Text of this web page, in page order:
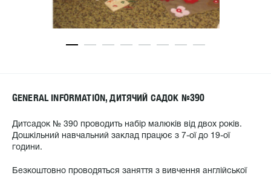
GENERAL INFORMATION, ДИТЯЧИЙ САДОК №390
Дитсадок № 390 проводить набір малюків від двох років.
Дошкільний навчальний заклад працює з 7-ої до 19-ої
години.
Безкоштовно проводяться заняття з вивчення англійської